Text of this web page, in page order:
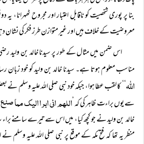
بنا پر پوری شخصیت کو ناقابل اعتبار اور مجروح ٹھہرانا،
معروضیت کے خلاف ہیں اور غیر متوازن طرز فکر کی نشان
اس ضمن میں مثال کے طور پر سیدنا خالد بن ولید رضی
مناسب معلوم ہوتا ہے۔ سیدنا خالد بن ولید کو خود زبان
اللہ ‘‘ کا لقب عطا ہوا، جبکہ خود نبی صلی اللہ علیہ وسلم
سے یوں براءت ظاہر کی کہ ’اللہم انی ابرا الیک مما
خالد بن ولید نے جو کچھ کیا، میں اس سے تیرے سامنے
منظر یہ تھا کہ فتح مکہ کے موقع پر نبی صلی اللہ علیہ